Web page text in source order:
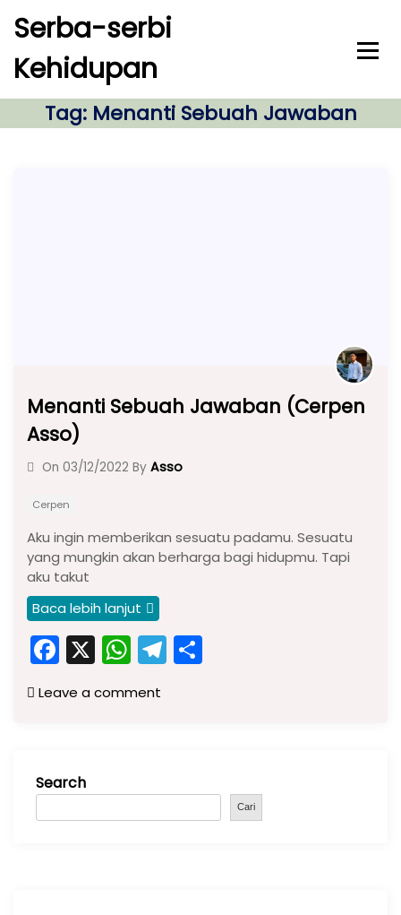
c
Serba-serbi
Kehidupan
Tag: Menanti Sebuah Jawaban
Menanti Sebuah Jawaban (Cerpen
Asso)
On 03/12/2022 By Asso
Cerpen
Aku ingin memberikan sesuatu padamu. Sesuatu
yang mungkin akan berharga bagi hidupmu. Tapi
aku takut
Baca lebih lanjut
F
a
c
o
o
X W
h
a
p
p
T
el
m
Leave a comment
Search
Cari